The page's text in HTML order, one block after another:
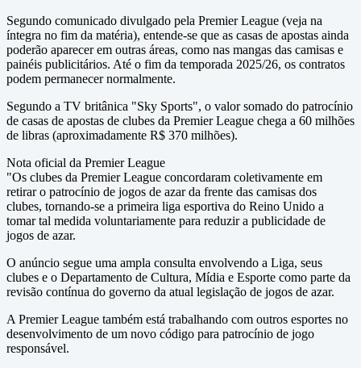
Segundo comunicado divulgado pela Premier League (veja na
íntegra no fim da matéria), entende-se que as casas de apostas ainda
poderão aparecer em outras áreas, como nas mangas das camisas e
painéis publicitários. Até o fim da temporada 2025/26, os contratos
podem permanecer normalmente.
Segundo a TV britânica "Sky Sports", o valor somado do patrocínio
de casas de apostas de clubes da Premier League chega a 60 milhões
de libras (aproximadamente R$ 370 milhões).
Nota oficial da Premier League
"Os clubes da Premier League concordaram coletivamente em
retirar o patrocínio de jogos de azar da frente das camisas dos
clubes, tornando-se a primeira liga esportiva do Reino Unido a
tomar tal medida voluntariamente para reduzir a publicidade de
jogos de azar.
O anúncio segue uma ampla consulta envolvendo a Liga, seus
clubes e o Departamento de Cultura, Mídia e Esporte como parte da
revisão contínua do governo da atual legislação de jogos de azar.
A Premier League também está trabalhando com outros esportes no
desenvolvimento de um novo código para patrocínio de jogo
responsável.